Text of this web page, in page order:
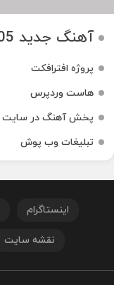
آهنگ جدید 1405
پروژه افترافکت
هاست وردپرس
پخش آهنگ در سایت
تبلیغات وب پوش
اینستاگرام
نقشه سایت